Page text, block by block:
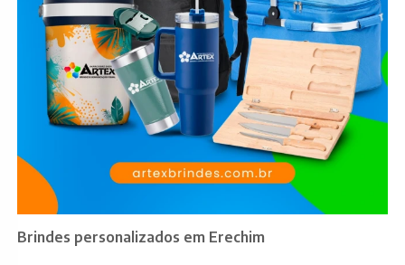
Brindes personalizados em Erechim